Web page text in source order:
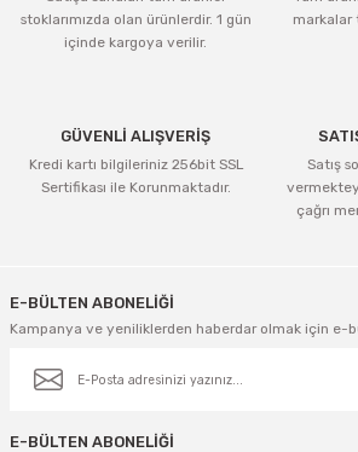
stoklarımızda olan ürünlerdir. 1 gün
içinde kargoya verilir.
markalar
GÜVENLİ ALIŞVERİŞ
Kredi kartı bilgileriniz 256bit SSL
Sertifikası ile Korunmaktadır.
Satış
çağrı
E-BÜLTEN ABONELİĞİ
Kampanya ve yeniliklerden haberdar olmak için e-
E-BÜLTEN ABONELİĞİ